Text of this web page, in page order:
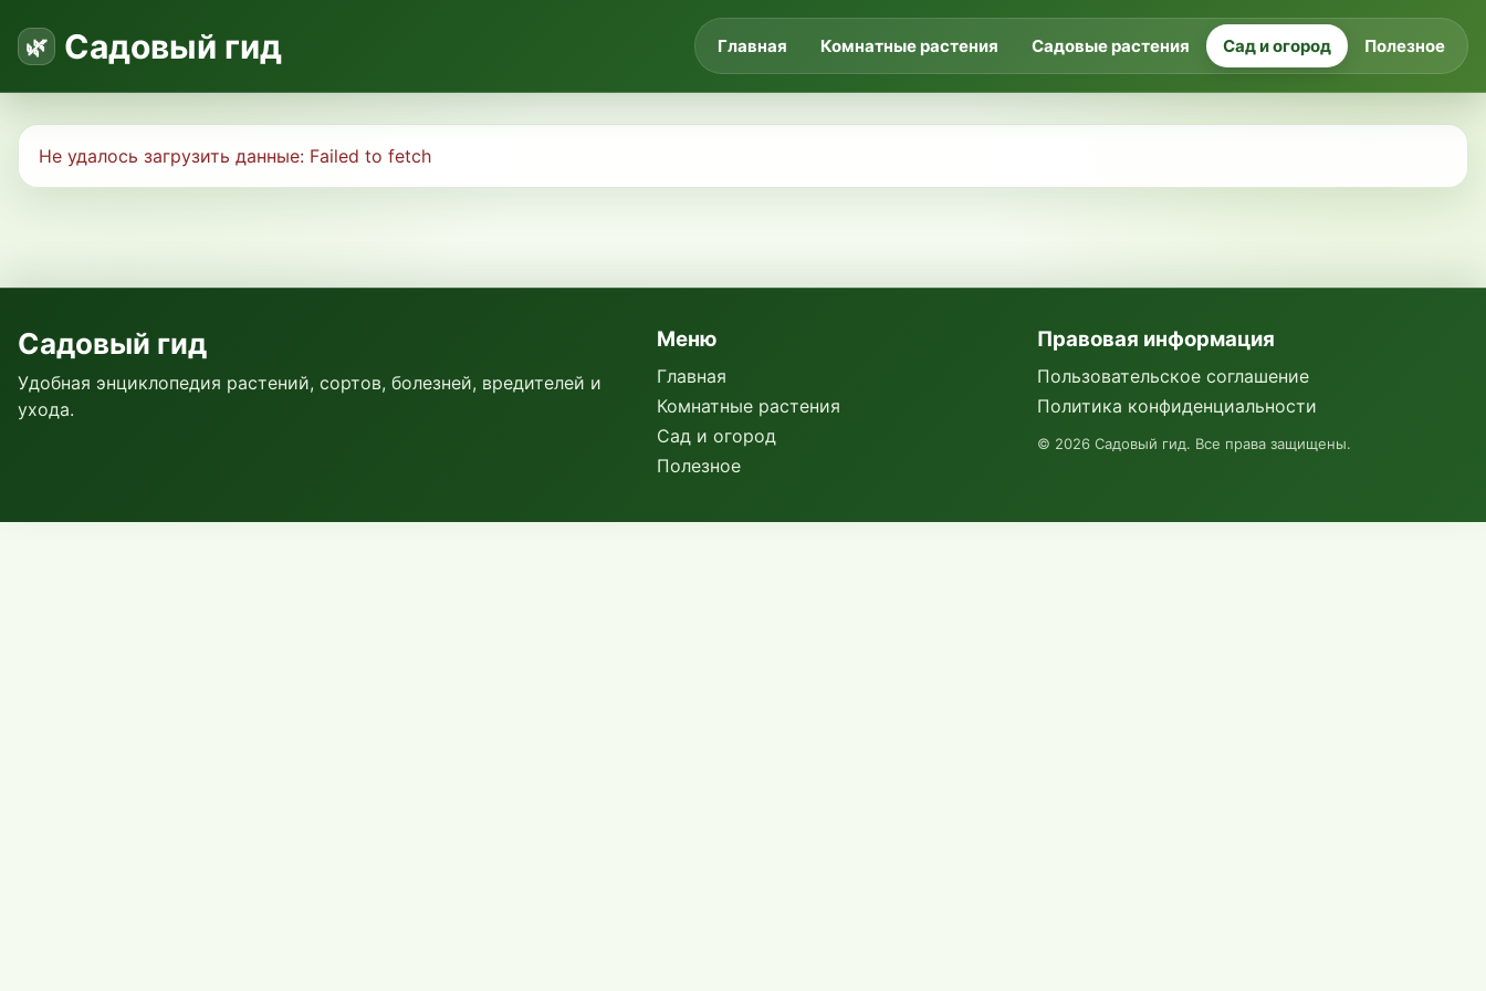
Садовый гид Главная Комнатные растения Садовые растения Сад и огород Полезное
Не удалось загрузить данные: Failed to fetch
Садовый гид
Удобная энциклопедия растений, сортов, болезней, вредителей и
ухода.
Меню
Главная
Комнатные растения
Сад и огород
Полезное
Правовая информация
Пользовательское соглашение
Политика конфиденциальности
© 2026 Садовый гид. Все права защищены.